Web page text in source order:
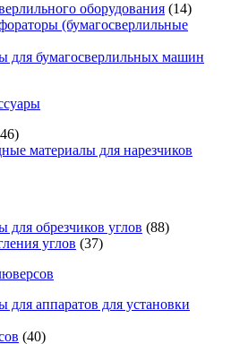
оборудования (14)
(бумагосверлильные
для бумагосверлильных машин
материалы для нарезчиков
для обрезчиков углов (88)
углов (37)
для аппаратов для установки
(40)